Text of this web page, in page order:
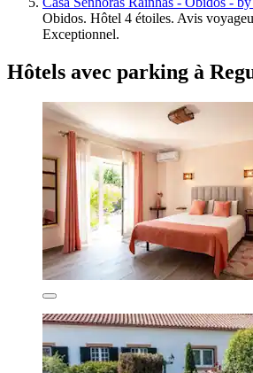
Obidos. Hôtel 4 étoiles. Avis
Exceptionnel.
Hôtels avec parking à